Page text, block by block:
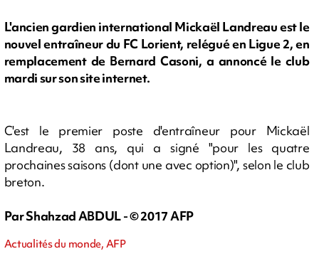
L'ancien gardien international Mickaël Landreau est le
nouvel entraîneur du FC Lorient, relégué en Ligue 2, en
remplacement de Bernard Casoni, a annoncé le club
mardi sur son site internet.
C'est le premier poste d'entraîneur pour Mickaël
Landreau, 38 ans, qui a signé "pour les quatre
prochaines saisons (dont une avec option)", selon le club
breton.
Par Shahzad ABDUL - © 2017 AFP
Actualités du monde, AFP